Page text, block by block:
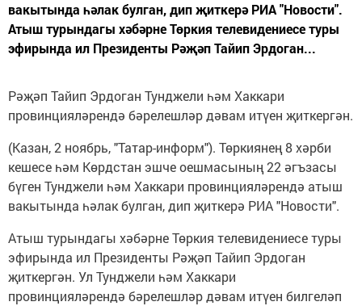
вакытында һәлак булган, дип җиткерә РИА "Новости".
Атыш турындагы хәбәрне Төркия телевидениесе туры
эфирында ил Президенты Рәҗәп Тайип Эрдоган...
Рәҗәп Тайип Эрдоган Тунджели һәм Хаккари
провинцияләрендә бәрелешләр дәвам итүен җиткергән.
(Казан, 2 ноябрь, "Татар-информ"). Төркиянең 8 хәрби
кешесе һәм Көрдстан эшче оешмасының 22 әгъзасы
бүген Тунджели һәм Хаккари провинцияләрендә атыш
вакытында һәлак булган, дип җиткерә РИА "Новости".
Атыш турындагы хәбәрне Төркия телевидениесе туры
эфирында ил Президенты Рәҗәп Тайип Эрдоган
җиткергән. Ул Тунджели һәм Хаккари
провинцияләрендә бәрелешләр дәвам итүен билгеләп